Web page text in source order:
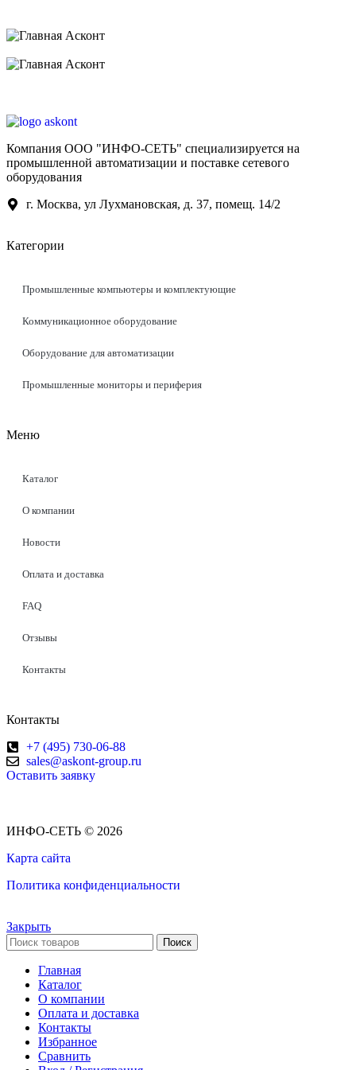
Компания ООО "ИНФО-СЕТЬ" специализируется на
промышленной автоматизации и поставке сетевого
оборудования
г. Москва, ул Лухмановская, д. 37, помещ. 14/2
Категории
Промышленные компьютеры и комплектующие
Коммуникационное оборудование
Оборудование для автоматизации
Промышленные мониторы и периферия
Меню
Каталог
О компании
Новости
Оплата и доставка
FAQ
Отзывы
Контакты
Контакты
+7 (495) 730-06-88
sales@askont-group.ru
Оставить заявку
ИНФО-СЕТЬ © 2026
Карта сайта
Политика конфиденциальности
Закрыть
Поиск
Главная
Каталог
О компании
Оплата и доставка
Контакты
Избранное
Сравнить